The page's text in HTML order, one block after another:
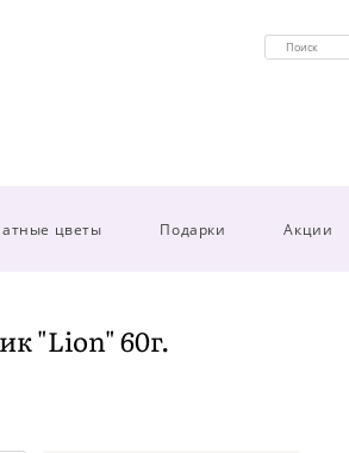
цветы Подарки Акции
"Lion" 60г.